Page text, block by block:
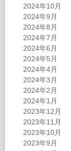
2024年10月
2024年9月
2024年8月
2024年7月
2024年6月
2024年5月
2024年4月
2024年3月
2024年2月
2024年1月
2023年12月
2023年11月
2023年10月
2023年9月